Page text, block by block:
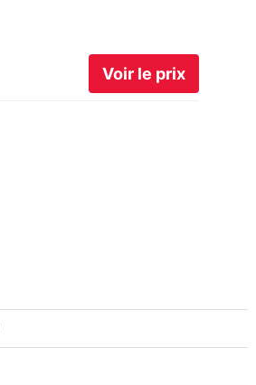
Voir le prix